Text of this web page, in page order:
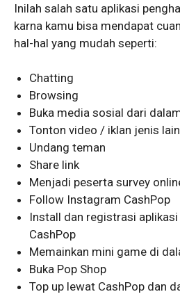
Inilah salah satu aplikasi
karna kamu bisa mendapat
hal-hal yang mudah seperti:
Chatting
Browsing
Buka media sosial dari
Tonton video / iklan jenis lain
Undang teman
Share link
Menjadi peserta survey
Follow Instagram CashPop
Install dan registrasi
CashPop
Memainkan mini game di
Buka Pop Shop
Top up lewat CashPop dan